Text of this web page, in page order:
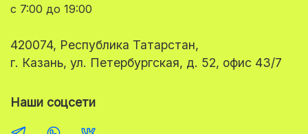
с 7:00 до 19:00
420074, Республика Татарстан,
г. Казань, ул. Петербургская, д. 52, офис 43/7
Наши соцсети